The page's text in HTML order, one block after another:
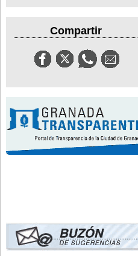
Compartir